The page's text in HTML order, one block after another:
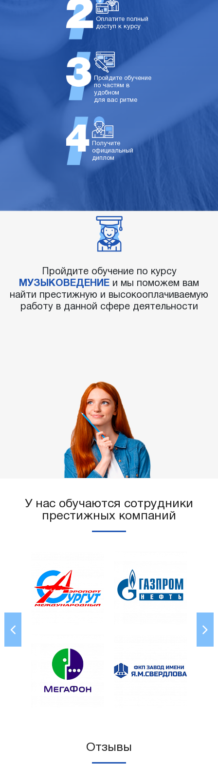
Оплатите полный
доступ к курсу
Пройдите обучение
по частям в
удобном
для вас ритме
Получите
официальный
диплом
Пройдите обучение по курсу
МУЗЫКОВЕДЕНИЕ и мы поможем вам
найти престижную и высокооплачиваемую
работу в данной сфере деятельности
У нас обучаются сотрудники
престижных компаний
Отзывы